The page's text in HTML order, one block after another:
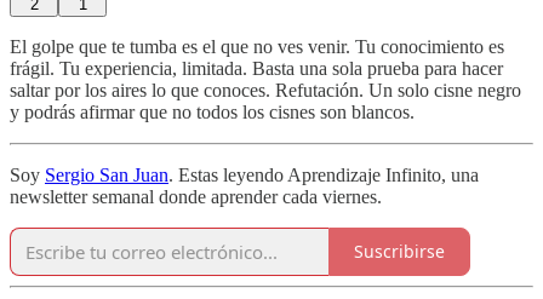
2 1
El golpe que te tumba es el que no ves venir. Tu conocimiento es
frágil. Tu experiencia, limitada. Basta una sola prueba para hacer
saltar por los aires lo que conoces. Refutación. Un solo cisne negro
y podrás afirmar que no todos los cisnes son blancos.
Soy Sergio San Juan. Estas leyendo Aprendizaje Infinito, una
newsletter semanal donde aprender cada viernes.
Suscribirse